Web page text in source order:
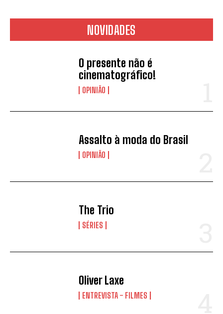
NOVIDADES
O presente não é
cinematográfico!
OPINIÃO
Assalto à moda do Brasil
OPINIÃO
The Trio
SÉRIES
Oliver Laxe
ENTREVISTA - FILMES